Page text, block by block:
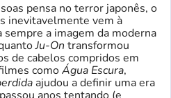
pensa no terror japonês, o
inevitavelmente vem à
sempre a imagem da moderna
Ju-On transformou
de cabelos compridos em
comoÁgua Escura,
ajudou a definir uma era